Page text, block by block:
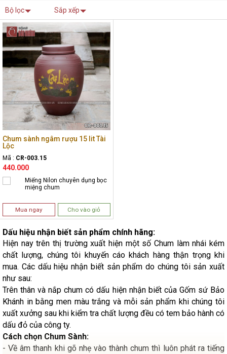
Bộ lọc Sắp xếp
Chum sành ngâm rượu 15 lit Tài
Lộc
Mã : CR-003.15
440.000
Miếng Nilon chuyên dụng bọc
miệng chum
Mua ngay Cho vào giỏ
Dấu hiệu nhận biết sản phẩm chính hãng:
Hiện nay trên thị trường xuất hiện một số Chum làm nhái kém
chất lượng, chúng tôi khuyến cáo khách hàng thận trọng khi
mua. Các dấu hiệu nhận biết sản phẩm do chúng tôi sản xuất
như sau:
Trên thân và nắp chum có dấu hiện nhận biết của Gốm sứ Bảo
Khánh in bằng men màu trắng và mỗi sản phẩm khi chúng tôi
xuất xưởng sau khi kiểm tra chất lượng đều có tem bảo hành có
dấu đỏ của công ty.
Cách chọn Chum Sành:
- Về âm thanh khi gõ nhẹ vào thành chum thì luôn phát ra tiếng